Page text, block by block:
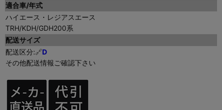
適合車/年式
ハイエース・レジアスエース
TRH/KDH/GDH200系
配送サイズ
配送区分:🔗D
その他配送情報ご確認下さい